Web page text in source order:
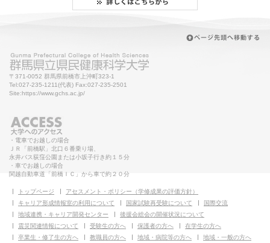
〒371-0052 群馬県前橋市上沖町323-1
Tel:027-235-1211(代表) Fax:027-235-2501
Site:https://www.gchs.ac.jp/
・電車でお越しの場合
ＪＲ「前橋駅」北口６番乗り場、
永井バス荻窪公園または小坂子行き約１５分
・車でお越しの場合
関越自動車道「前橋ＩＣ」から車で約２０分
トップページ
アセスメント・ポリシー（学修成果の評価方針）
キャリア形成情報室の利用について
国家試験再受験について
国際交流
地域連携・キャリア開発センター
後援会総会の開催状況について
震災関連情報について
受験生の方へ 保護者の方へ
在学生の方へ
卒業生・修了生の方へ
教職員の方へ 地域・病院等の方へ 地域・一般の方へ